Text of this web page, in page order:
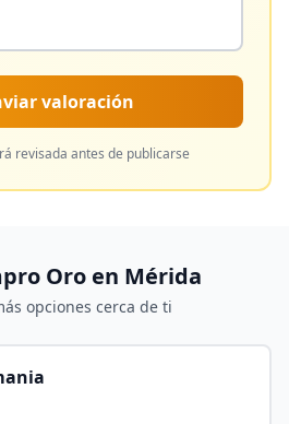
valoración
revisada antes de publicarse
Oro en Mérida
opciones cerca de ti